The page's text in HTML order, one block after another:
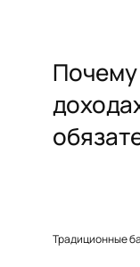
Традиционные